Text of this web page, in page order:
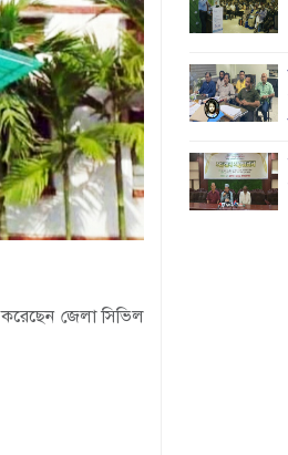
জেলা সিভিল